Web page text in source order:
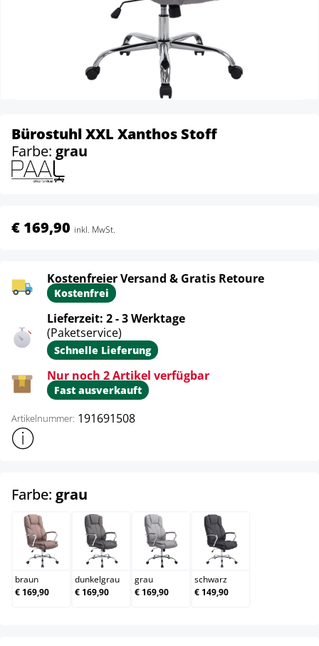
Bürostuhl XXL Xanthos Stoff
Farbe: grau
€ 169,90 inkl. MwSt.
Kostenfreier Versand & Gratis Retoure
Kostenfrei
Lieferzeit: 2 - 3 Werktage
(Paketservice)
Schnelle Lieferung
Nur noch 2 Artikel verfügbar
Fast ausverkauft
Artikelnummer: 191691508
Weitere Produktinformationen anzeigen
Farbe: grau
braun
braun
€ 169,90
dunkelgrau
dunkelgrau
€ 169,90
grau
grau
€ 169,90
schwarz
schwarz
€ 149,90